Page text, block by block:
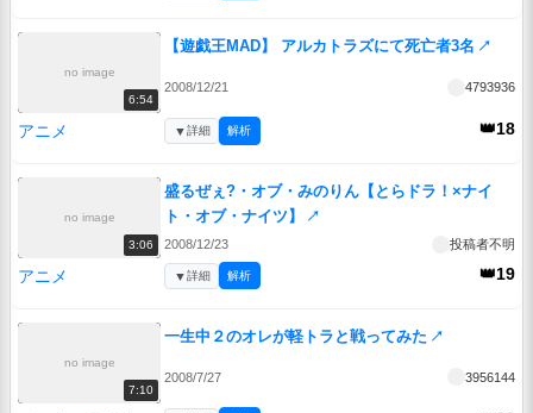
no image
6:54
【遊戯王MAD】 アルカトラズにて死亡者3名 ↗
2008/12/21 4793936
アニメ 👑18
▼詳細 解析
no image
3:06
盛るぜぇ?・オブ・みのりん【とらドラ！×ナイ
ト・オブ・ナイツ】
↗
2008/12/23 投稿者不明
アニメ 👑19
▼詳細 解析
no image
7:10
一生中２のオレが軽トラと戦ってみた ↗
2008/7/27 3956144